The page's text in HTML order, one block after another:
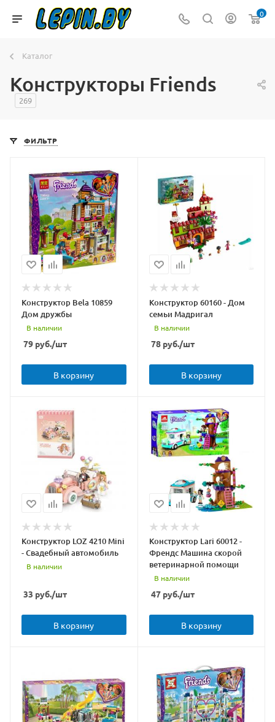
0
Каталог
Конструкторы Friends
269
ФИЛЬТР
Конструктор Bela 10859
Дом дружбы
В наличии
79 руб./шт
В корзину
Конструктор 60160 - Дом
семьи Мадригал
В наличии
78руб./шт
В корзину
Конструктор LOZ 4210 Mini
- Свадебный автомобиль
В наличии
33 руб./шт
В корзину
Конструктор Lari 60012 -
Френдс Машина скорой
ветеринарной помощи
В наличии
47руб./шт
В корзину